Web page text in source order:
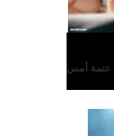
عتمة أمس